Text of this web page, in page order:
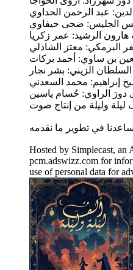
في تطوير ما نقدمه
Hosted by Simplecast, an
pcm.adswizz.com for
use of personal data for